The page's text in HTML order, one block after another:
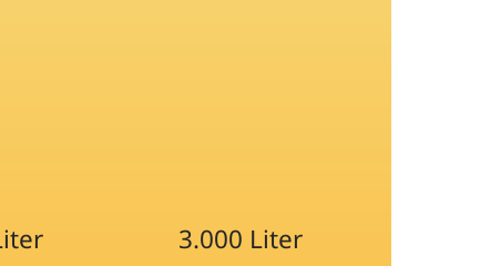
3.000 Liter